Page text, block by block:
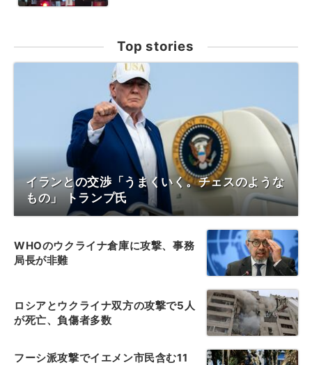
Top stories
イランとの交渉「うまくいく。チェスのような
もの」 トランプ氏
WHOのウクライナ倉庫に攻撃、事務
局長が非難
ロシアとウクライナ双方の攻撃で5人
が死亡、負傷者多数
フーシ派攻撃でイエメン市民含む11